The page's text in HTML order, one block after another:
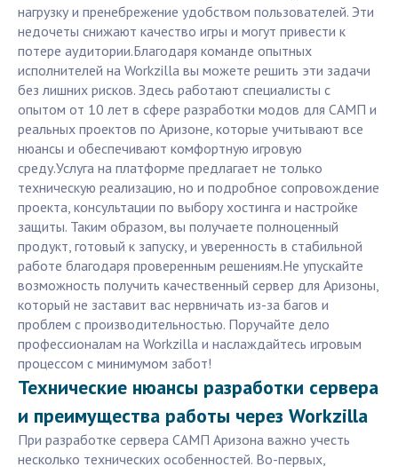
нагрузку и пренебрежение удобством пользователей. Эти
недочеты снижают качество игры и могут привести к
потере аудитории.Благодаря команде опытных
исполнителей на Workzilla вы можете решить эти задачи
без лишних рисков. Здесь работают специалисты с
опытом от 10 лет в сфере разработки модов для САМП и
реальных проектов по Аризоне, которые учитывают все
нюансы и обеспечивают комфортную игровую
среду.Услуга на платформе предлагает не только
техническую реализацию, но и подробное сопровождение
проекта, консультации по выбору хостинга и настройке
защиты. Таким образом, вы получаете полноценный
продукт, готовый к запуску, и уверенность в стабильной
работе благодаря проверенным решениям.Не упускайте
возможность получить качественный сервер для Аризоны,
который не заставит вас нервничать из-за багов и
проблем с производительностью. Поручайте дело
профессионалам на Workzilla и наслаждайтесь игровым
процессом с минимумом забот!
Технические нюансы разработки сервера
и преимущества работы через Workzilla
При разработке сервера САМП Аризона важно учесть
несколько технических особенностей. Во-первых,